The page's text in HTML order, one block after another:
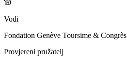
Vodi
Fondation Genève Toursime & Congrès
Provjereni pružatelj